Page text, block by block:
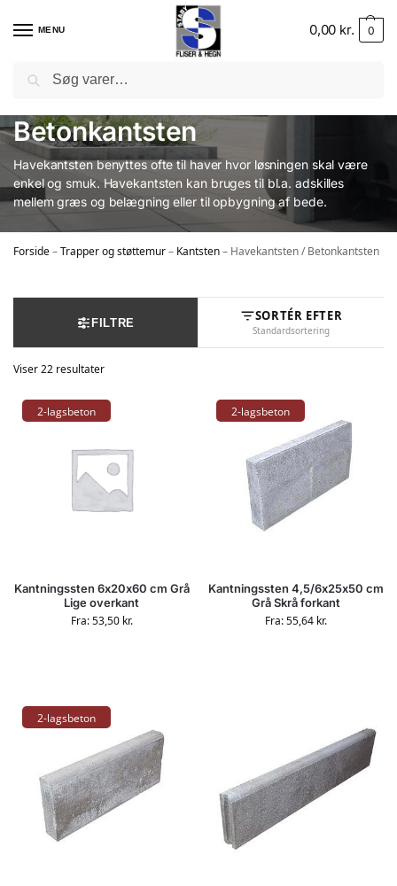
MENU 0,00 kr. 0
Betonkantsten
Havekantsten benyttes ofte til haver hvor løsningen skal være
enkel og smuk. Havekantsten kan bruges til bl.a. adskilles
mellem græs og belægning eller til opbygning af bede.
Forside–Trapper og støttemur– Kantsten– Havekantsten / Betonkantsten
FILTRE SORTÉR EFTER
Standardsortering
Viser 22 resultater
2-lagsbeton
Kantningssten 6x20x60 cm Grå
Lige overkant
Fra:53,50 kr.
2-lagsbeton
Kantningssten 4,5/6x25x50 cm
Grå Skrå forkant
Fra:55,64 kr.
2-lagsbeton